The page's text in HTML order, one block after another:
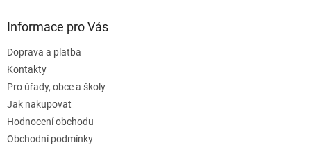
Informace pro Vás
Doprava a platba
Kontakty
Pro úřady, obce a školy
Jak nakupovat
Hodnocení obchodu
Obchodní podmínky